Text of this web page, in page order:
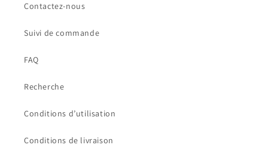
Contactez-nous
Suivi de commande
FAQ
Recherche
Conditions d’utilisation
Conditions de livraison